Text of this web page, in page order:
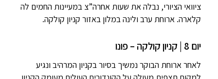
ציוואי הציורי, נבלה את שעות אחרה”צ במעיינות החמים לה
קלארה. ארוחת ערב ולינה במלון באזור קניון קולקה.
יום 8 | קניון קולקה – פונו
לאחר ארוחת הבוקר נמשיך בסיור בקניון המרהיב ונגיע